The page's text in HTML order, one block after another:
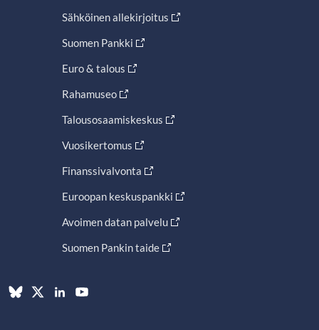
Sähköinen allekirjoitus
Suomen Pankki
Euro & talous
Rahamuseo
Talousosaamiskeskus
Vuosikertomus
Finanssivalvonta
Euroopan keskuspankki
Avoimen datan palvelu
Suomen Pankin taide